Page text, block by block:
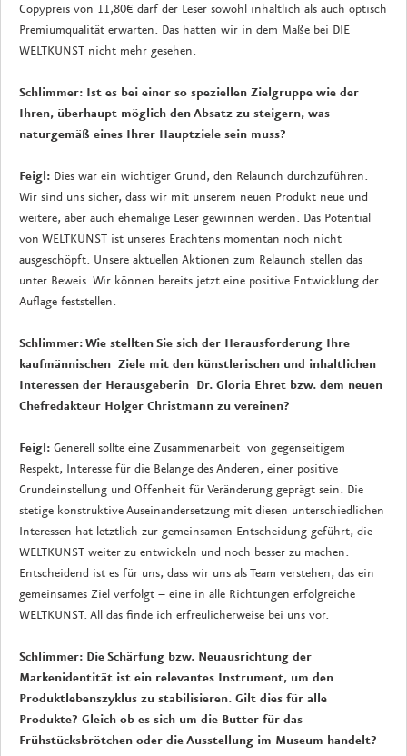
Copypreis von 11,80€ darf der Leser sowohl inhaltlich als auch optisch
Premiumqualität erwarten. Das hatten wir in dem Maße bei DIE
WELTKUNST nicht mehr gesehen.
Schlimmer: Ist es bei einer so speziellen Zielgruppe wie der
Ihren, überhaupt möglich den Absatz zu steigern, was
naturgemäß eines Ihrer Hauptziele sein muss?
Feigl: Dies war ein wichtiger Grund, den Relaunch durchzuführen.
Wir sind uns sicher, dass wir mit unserem neuen Produkt neue und
weitere, aber auch ehemalige Leser gewinnen werden. Das Potential
von WELTKUNST ist unseres Erachtens momentan noch nicht
ausgeschöpft. Unsere aktuellen Aktionen zum Relaunch stellen das
unter Beweis. Wir können bereits jetzt eine positive Entwicklung der
Auflage feststellen.
Schlimmer: Wie stellten Sie sich der Herausforderung Ihre
kaufmännischen Ziele mit den künstlerischen und inhaltlichen
Interessen der Herausgeberin Dr. Gloria Ehret bzw. dem neuen
Chefredakteur Holger Christmann zu vereinen?
Feigl: Generell sollte eine Zusammenarbeit von gegenseitigem
Respekt, Interesse für die Belange des Anderen, einer positive
Grundeinstellung und Offenheit für Veränderung geprägt sein. Die
stetige konstruktive Auseinandersetzung mit diesen unterschiedlichen
Interessen hat letztlich zur gemeinsamen Entscheidung geführt, die
WELTKUNST weiter zu entwickeln und noch besser zu machen.
Entscheidend ist es für uns, dass wir uns als Team verstehen, das ein
gemeinsames Ziel verfolgt – eine in alle Richtungen erfolgreiche
WELTKUNST. All das finde ich erfreulicherweise bei uns vor.
Schlimmer: Die Schärfung bzw. Neuausrichtung der
Markenidentität ist ein relevantes Instrument, um den
Produktlebenszyklus zu stabilisieren. Gilt dies für alle
Produkte? Gleich ob es sich um die Butter für das
Frühstücksbrötchen oder die Ausstellung im Museum handelt?